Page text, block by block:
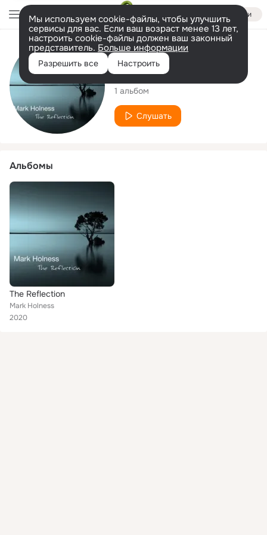
Войти
Мы используем cookie-файлы, чтобы улучшить
сервисы для вас. Если ваш возраст менее 13 лет,
настроить cookie-файлы должен ваш законный
представитель. Больше информации
Разрешить все Настроить
Исполнитель
Mark Holness
1 альбом
Слушать
Альбомы
The Reflection
Mark Holness
2020